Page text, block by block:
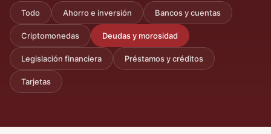
Todo Ahorro e inversión Bancos y cuentas
Criptomonedas Deudas y morosidad
Legislación financiera Préstamos y créditos
Tarjetas